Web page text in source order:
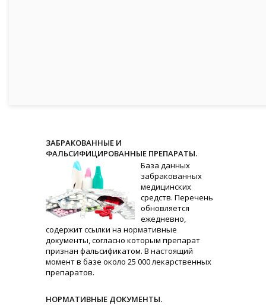
ЗАБРАКОВАННЫЕ И
ФАЛЬСИФИЦИРОВАННЫЕ ПРЕПАРАТЫ.
База данных
забракованных
медицинских
средств. Перечень
обновляется
ежедневно,
содержит ссылки на нормативные
документы, согласно которым препарат
признан фальсификатом. В настоящий
момент в базе около 25 000 лекарственных
препаратов.
НОРМАТИВНЫЕ ДОКУМЕНТЫ.